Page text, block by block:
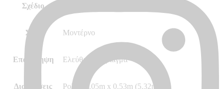
Σχέδιο
Στυλ Μοντέρνο
Επανάληψη Ελεύθερο ταίριαγμα
Διαστάσεις Ρολό 10.05m x 0.53m (5.32m²)